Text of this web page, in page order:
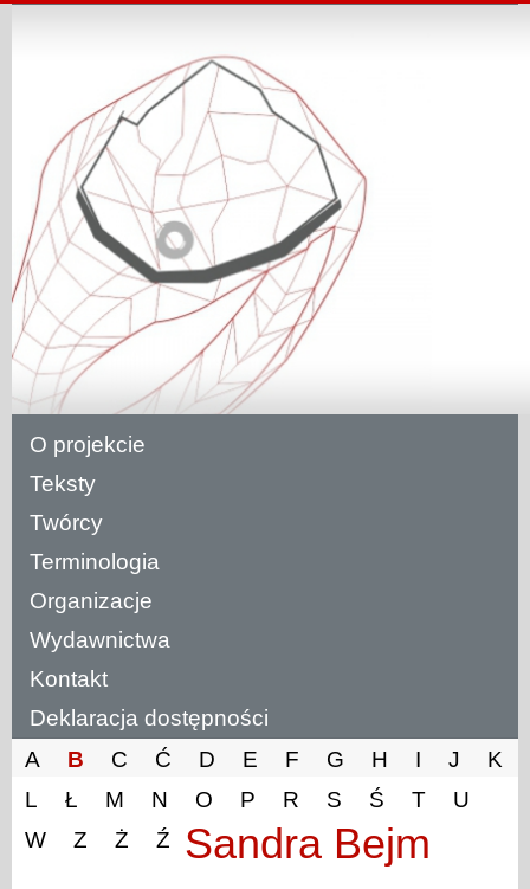
O projekcie
Teksty
Twórcy
Terminologia
Organizacje
Wydawnictwa
Kontakt
Deklaracja dostępności
A
B C Ć D E F G H I J
K
L
Ł M N O P R S Ś T
U
W
Z Ż Ź Sandra Bejm